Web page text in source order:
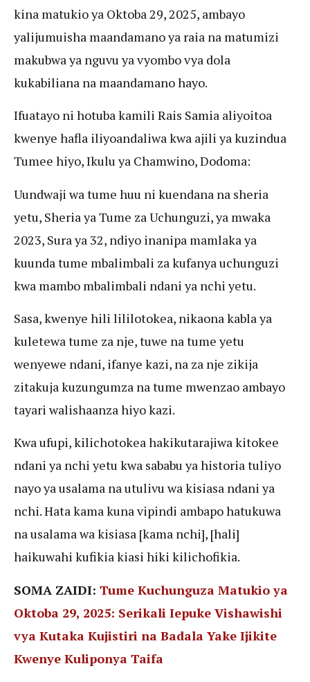
kina matukio ya Oktoba 29, 2025, ambayo
yalijumuisha maandamano ya raia na matumizi
makubwa ya nguvu ya vyombo vya dola
kukabiliana na maandamano hayo.
Ifuatayo ni hotuba kamili Rais Samia aliyoitoa
kwenye hafla iliyoandaliwa kwa ajili ya kuzindua
Tumee hiyo, Ikulu ya Chamwino, Dodoma:
Uundwaji wa tume huu ni kuendana na sheria
yetu, Sheria ya Tume za Uchunguzi, ya mwaka
2023, Sura ya 32, ndiyo inanipa mamlaka ya
kuunda tume mbalimbali za kufanya uchunguzi
kwa mambo mbalimbali ndani ya nchi yetu.
Sasa, kwenye hili lililotokea, nikaona kabla ya
kuletewa tume za nje, tuwe na tume yetu
wenyewe ndani, ifanye kazi, na za nje zikija
zitakuja kuzungumza na tume mwenzao ambayo
tayari walishaanza hiyo kazi.
Kwa ufupi, kilichotokea hakikutarajiwa kitokee
ndani ya nchi yetu kwa sababu ya historia tuliyo
nayo ya usalama na utulivu wa kisiasa ndani ya
nchi. Hata kama kuna vipindi ambapo hatukuwa
na usalama wa kisiasa [kama nchi], [hali]
haikuwahi kufikia kiasi hiki kilichofikia.
SOMA ZAIDI: Tume Kuchunguza Matukio ya
Oktoba 29, 2025: Serikali Iepuke Vishawishi
vya Kutaka Kujistiri na Badala Yake Ijikite
Kwenye Kuliponya Taifa